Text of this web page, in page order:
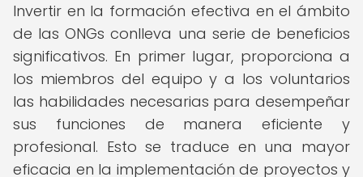
Invertir en la formación efectiva en el ámbito
de las ONGs conlleva una serie de beneficios
significativos. En primer lugar, proporciona a
los miembros del equipo y a los voluntarios
las habilidades necesarias para desempeñar
sus funciones de manera eficiente y
profesional. Esto se traduce en una mayor
eficacia en la implementación de proyectos y